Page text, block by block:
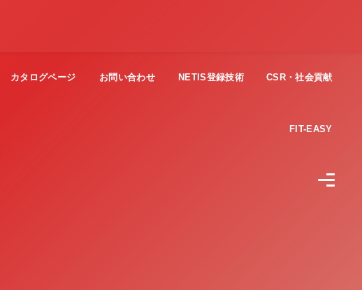
カタログページ お問い合わせ NETIS登録技術 CSR・社会貢献
FIT-EASY